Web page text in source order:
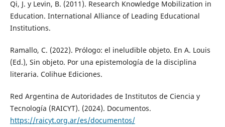
Qi, J. y Levin, B. (2011). Research Knowledge Mobilization in
Education. International Alliance of Leading Educational
Institutions.
Ramallo, C. (2022). Prólogo: el ineludible objeto. En A. Louis
(Ed.), Sin objeto. Por una epistemología de la disciplina
literaria. Colihue Ediciones.
Red Argentina de Autoridades de Institutos de Ciencia y
Tecnología (RAICYT). (2024). Documentos.
https://raicyt.org.ar/es/documentos/